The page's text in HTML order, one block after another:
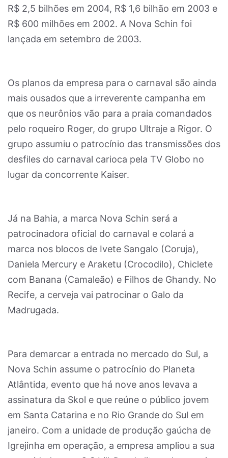
R$ 2,5 bilhões em 2004, R$ 1,6 bilhão em 2003 e
R$ 600 milhões em 2002. A Nova Schin foi
lançada em setembro de 2003.
Os planos da empresa para o carnaval são ainda
mais ousados que a irreverente campanha em
que os neurônios vão para a praia comandados
pelo roqueiro Roger, do grupo Ultraje a Rigor. O
grupo assumiu o patrocínio das transmissões dos
desfiles do carnaval carioca pela TV Globo no
lugar da concorrente Kaiser.
Já na Bahia, a marca Nova Schin será a
patrocinadora oficial do carnaval e colará a
marca nos blocos de Ivete Sangalo (Coruja),
Daniela Mercury e Araketu (Crocodilo), Chiclete
com Banana (Camaleão) e Filhos de Ghandy. No
Recife, a cerveja vai patrocinar o Galo da
Madrugada.
Para demarcar a entrada no mercado do Sul, a
Nova Schin assume o patrocínio do Planeta
Atlântida, evento que há nove anos levava a
assinatura da Skol e que reúne o público jovem
em Santa Catarina e no Rio Grande do Sul em
janeiro. Com a unidade de produção gaúcha de
Igrejinha em operação, a empresa ampliou a sua